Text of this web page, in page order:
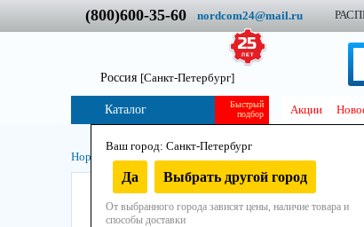
(800)600-35-60 nordcom24@mail.ru
Россия [Санкт-Петербург]
Ваш город: Санкт-Петербург
Да Выбрать другой город
От выбранного города зависят цены, наличие товара и
способы доставки
Быстрый
подбор
Каталог Акции
Нордком Инструмент Ручной / Малярный и отделочный
Кисть
Валики, ролики и шубки